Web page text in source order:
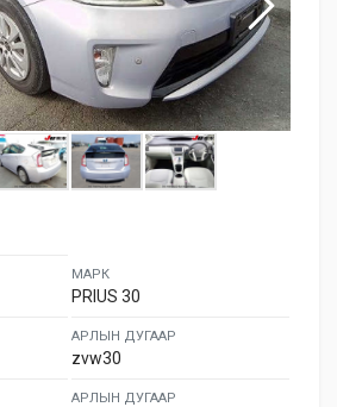
МАРК
PRIUS 30
АРЛЫН ДУГААР
zvw30
АРЛЫН ДУГААР